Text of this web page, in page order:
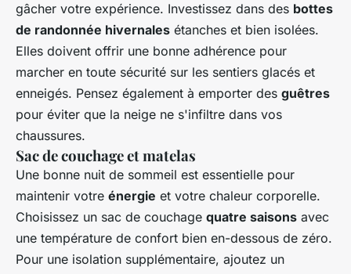
gâcher votre expérience. Investissez dans des bottes
de randonnée hivernales étanches et bien isolées.
Elles doivent offrir une bonne adhérence pour
marcher en toute sécurité sur les sentiers glacés et
enneigés. Pensez également à emporter des guêtres
pour éviter que la neige ne s'infiltre dans vos
chaussures.
Sac de couchage et matelas
Une bonne nuit de sommeil est essentielle pour
maintenir votre énergie et votre chaleur corporelle.
Choisissez un sac de couchage quatre saisons avec
une température de confort bien en-dessous de zéro.
Pour une isolation supplémentaire, ajoutez un